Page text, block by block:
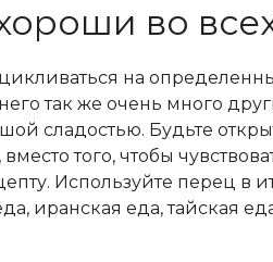
во
на
так же очень много
сладостью. Будьте
вместо того, чтобы
Используйте перец в
иранская еда, тайская